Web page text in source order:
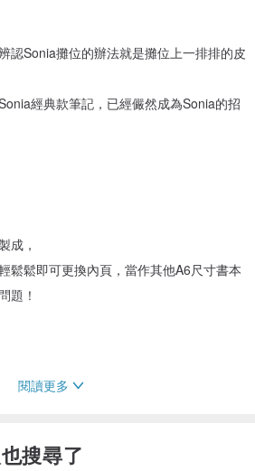
認Sonia攤位的辦法就是攤位上一排排的皮
經典款筆記，已經儼然成為Sonia的招
成，
鬆鬆即可更換內頁，當作其他A6尺寸書本
題！
兩種內頁（薄本x4 or 大本x1）隨機出
閱讀更多
搜尋了